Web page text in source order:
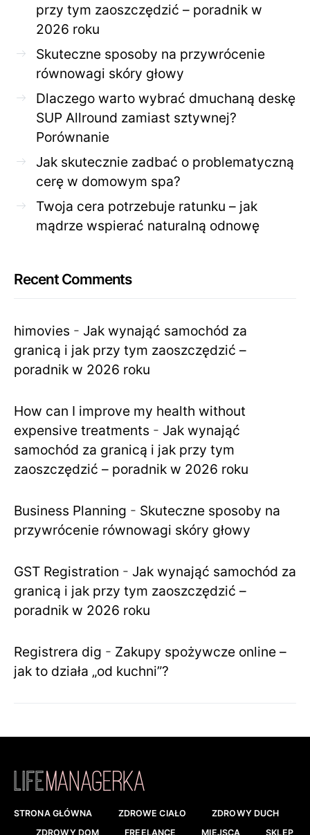
przy tym zaoszczędzić – poradnik w
2026 roku
Skuteczne sposoby na przywrócenie
równowagi skóry głowy
Dlaczego warto wybrać dmuchaną deskę
SUP Allround zamiast sztywnej?
Porównanie
Jak skutecznie zadbać o problematyczną
cerę w domowym spa?
Twoja cera potrzebuje ratunku – jak
mądrze wspierać naturalną odnowę
Recent Comments
himovies - Jak wynająć samochód za
granicą i jak przy tym zaoszczędzić –
poradnik w 2026 roku
How can I improve my health without
expensive treatments - Jak wynająć
samochód za granicą i jak przy tym
zaoszczędzić – poradnik w 2026 roku
Business Planning - Skuteczne sposoby na
przywrócenie równowagi skóry głowy
GST Registration - Jak wynająć samochód za
granicą i jak przy tym zaoszczędzić –
poradnik w 2026 roku
Registrera dig - Zakupy spożywcze online –
jak to działa „od kuchni”?
STRONA GŁÓWNA ZDROWE CIAŁO
ZDROWY DUCH
ZDROWY DOM
FREELANCE MIEJSCA SKLEP